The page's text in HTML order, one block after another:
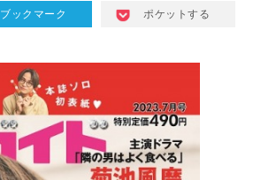
ブックマーク ポケットする